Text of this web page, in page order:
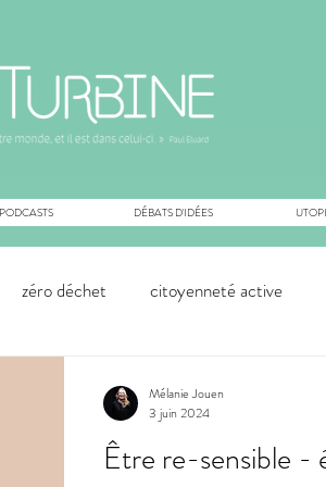
DÉBATS D'IDÉES
zéro déchet citoyenneté active
écoféminisme écologie
Être re-sensible -
Mélanie Jouen
3 juin 2024